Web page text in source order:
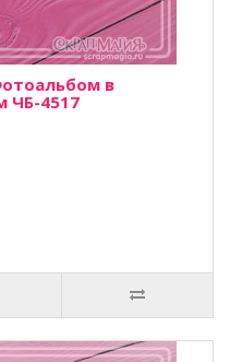
в
ЧБ-4517